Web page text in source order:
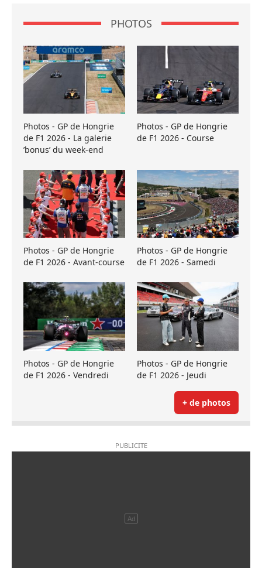
PHOTOS
Photos - GP de Hongrie
de F1 2026 - La galerie
’bonus’ du week-end
Photos - GP de Hongrie
de F1 2026 - Course
Photos - GP de Hongrie
de F1 2026 - Avant-course
Photos - GP de Hongrie
de F1 2026 - Samedi
Photos - GP de Hongrie
de F1 2026 - Vendredi
Photos - GP de Hongrie
de F1 2026 - Jeudi
+ de photos